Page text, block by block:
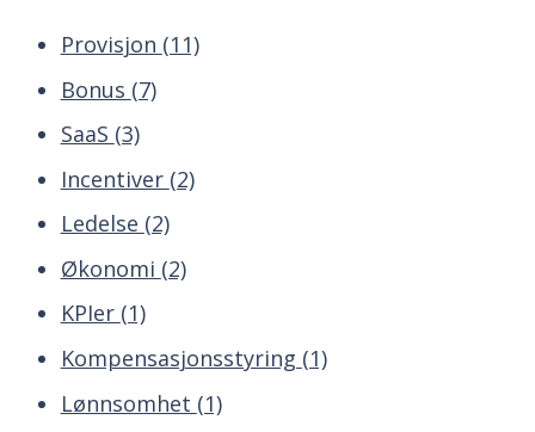
Provisjon (11)
Bonus (7)
SaaS (3)
Incentiver (2)
Ledelse (2)
Økonomi (2)
KPIer (1)
Kompensasjonsstyring (1)
Lønnsomhet (1)